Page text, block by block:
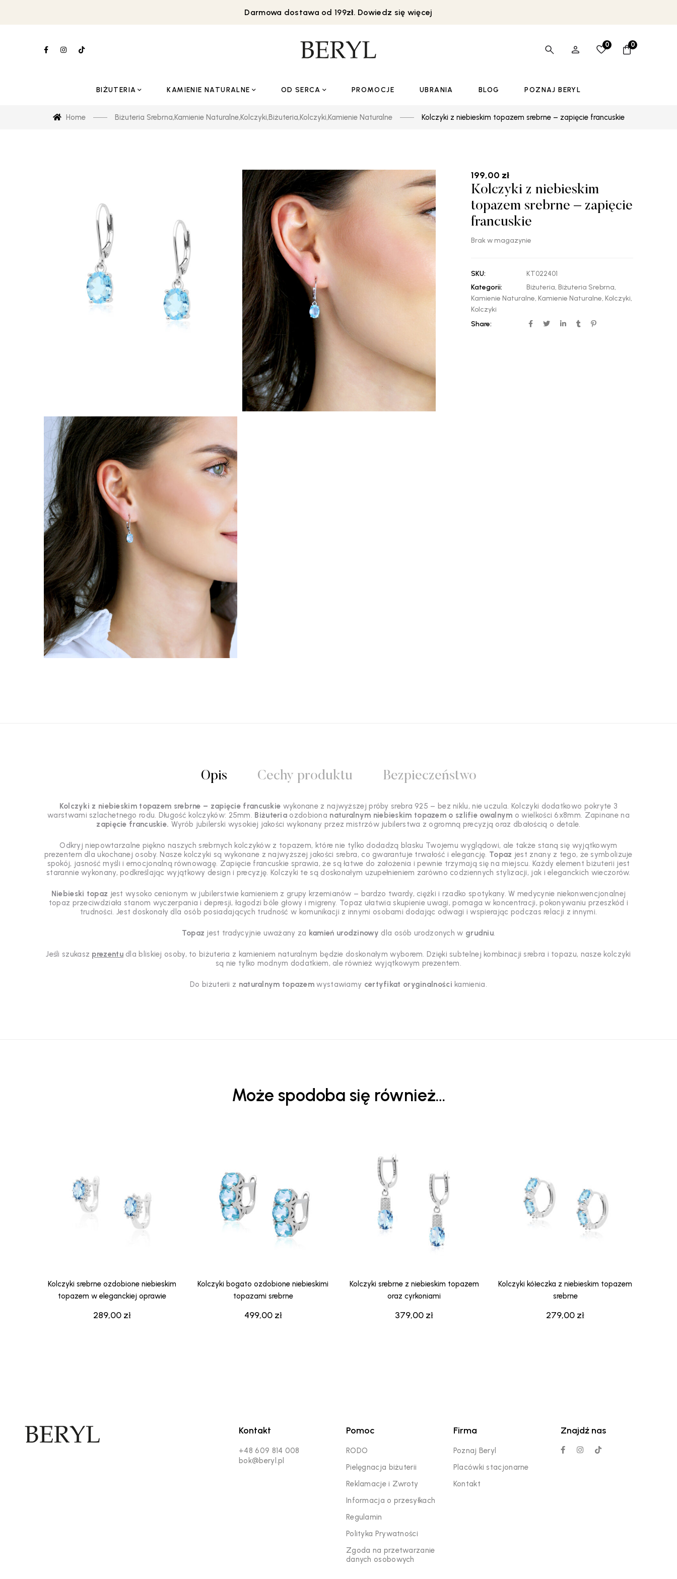
Darmowa dostawa od 199zł. Dowiedz się więcej
0 0
BIŻUTERIA KAMIENIE NATURALNE OD SERCA PROMOCJE UBRANIA BLOG POZNAJ BERYL
Home Biżuteria Srebrna,Kamienie Naturalne,Kolczyki,Biżuteria,Kolczyki,Kamienie Naturalne Kolczyki z niebieskim topazem srebrne – zapięcie francuskie
199,00 zł
Kolczyki z niebieskim
topazem srebrne – zapięcie
francuskie
Brak w magazynie
SKU:
KT022401
Kategorii:
Biżuteria, Biżuteria Srebrna,
Kamienie Naturalne, Kamienie Naturalne, Kolczyki,
Kolczyki
Share:
Opis Cechy produktu Bezpieczeństwo
Kolczyki z niebieskim topazem srebrne – zapięcie francuskie wykonane z najwyższej próby srebra 925 – bez niklu, nie uczula. Kolczyki dodatkowo pokryte 3
warstwami szlachetnego rodu. Długość kolczyków: 25mm. Biżuteria ozdobiona naturalnym niebieskim topazem o szlifie owalnym o wielkości 6x8mm. Zapinane na
zapięcie francuskie. Wyrób jubilerski wysokiej jakości wykonany przez mistrzów jubilerstwa z ogromną precyzją oraz dbałością o detale.
Odkryj niepowtarzalne piękno naszych srebrnych kolczyków z topazem, które nie tylko dodadzą blasku Twojemu wyglądowi, ale także staną się wyjątkowym
prezentem dla ukochanej osoby. Nasze kolczyki są wykonane z najwyższej jakości srebra, co gwarantuje trwałość i elegancję. Topaz jest znany z tego, że symbolizuje
spokój, jasność myśli i emocjonalną równowagę . Zapięcie francuskie sprawia, że są łatwe do założenia i pewnie trzymają się na miejscu. Każdy element biżuterii jest
starannie wykonany, podkreślając wyjątkowy design i precyzję. Kolczyki te są doskonałym uzupełnieniem zarówno codziennych stylizacji, jak i eleganckich wieczorów.
Niebieski topaz jest wysoko cenionym w jubilerstwie kamieniem z grupy krzemianów – bardzo twardy, ciężki i rzadko spotykany. W medycynie niekonwencjonalnej
topaz przeciwdziała stanom wyczerpania i depresji, łagodzi bóle głowy i migreny. Topaz ułatwia skupienie uwagi, pomaga w koncentracji, pokonywaniu przeszkód i
trudności. Jest doskonały dla osób posiadających trudność w komunikacji z innymi osobami dodając odwagi i wspierając podczas relacji z innymi.
Topaz jest tradycyjnie uważany za kamień urodzinowy dla osób urodzonych w grudniu
Jeśli szukasz prezentudla bliskiej osoby, to biżuteria z kamieniem naturalnym będzie doskonałym wyborem. Dzięki subtelnej kombinacji srebra i topazu, nasze kolczyki
są nie tylko modnym dodatkiem, ale również wyjątkowym prezentem.
Do biżuterii z naturalnym topazemwystawiamy certyfikat oryginalności kamienia.
Może spodoba się również…
289,00 zł
Kolczyki srebrne ozdobione niebieskim
topazem w eleganckiej oprawie
499,00 zł
Kolczyki bogato ozdobione niebieskimi
topazami srebrne
379,00 zł
Kolczyki srebrne z niebieskim topazem
oraz cyrkoniami
279,00 zł
Kolczyki kółeczka z niebieskim topazem
srebrne
Kontakt
+48 609 814 008
bok@beryl.pl
Pomoc
RODO
Pielęgnacja biżuterii
Reklamacje i Zwroty
Informacja o przesyłkach
Regulamin
Polityka Prywatności
Zgoda na przetwarzanie
danych osobowych
Firma
Poznaj Beryl
Placówki stacjonarne
Kontakt
Znajdź nas